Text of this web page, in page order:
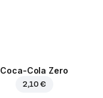
Coca-Cola Zero
2,10 €